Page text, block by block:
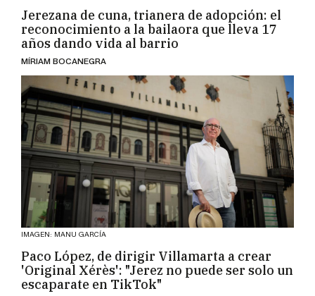
Jerezana de cuna, trianera de adopción: el
reconocimiento a la bailaora que lleva 17
años dando vida al barrio
MÍRIAM BOCANEGRA
IMAGEN: MANU GARCÍA
Paco López, de dirigir Villamarta a crear
'Original Xérès': "Jerez no puede ser solo un
escaparate en TikTok"